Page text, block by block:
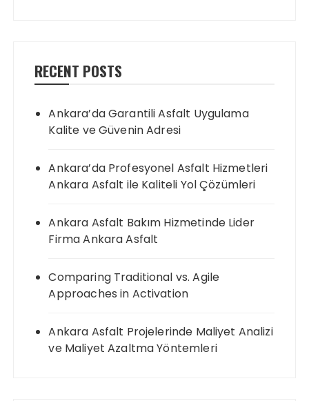
RECENT POSTS
Ankara’da Garantili Asfalt Uygulama
Kalite ve Güvenin Adresi
Ankara’da Profesyonel Asfalt Hizmetleri
Ankara Asfalt ile Kaliteli Yol Çözümleri
Ankara Asfalt Bakım Hizmetinde Lider
Firma Ankara Asfalt
Comparing Traditional vs. Agile
Approaches in Activation
Ankara Asfalt Projelerinde Maliyet Analizi
ve Maliyet Azaltma Yöntemleri